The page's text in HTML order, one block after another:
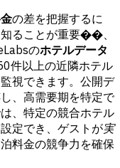
の差を把握するに
ることが重要��、
のホテルデータ
件以上の近隣ホテル
視できます。公開デ
、高需要期を特定で
、特定の競合ホテル
定でき、ゲストが実
料金の競争力を確保